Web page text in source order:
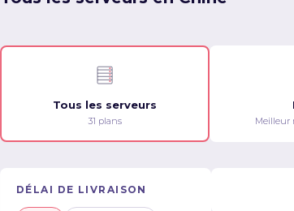
Tous les serveurs
31 plans Meilleur
DÉLAI DE LIVRAISON